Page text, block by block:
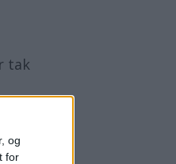
og
for
tak